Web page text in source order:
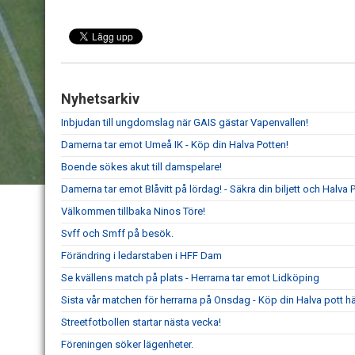
Nyhetsarkiv
Inbjudan till ungdomslag när GAIS gästar Vapenvallen!
Damerna tar emot Umeå IK - Köp din Halva Potten!
Boende sökes akut till damspelare!
Damerna tar emot Blåvitt på lördag! - Säkra din biljett och Halva
Välkommen tillbaka Ninos Töre!
Svff och Smff på besök.
Förändring i ledarstaben i HFF Dam
Se kvällens match på plats - Herrarna tar emot Lidköping
Sista vår matchen för herrarna på Onsdag - Köp din Halva pott
Streetfotbollen startar nästa vecka!
Föreningen söker lägenheter.